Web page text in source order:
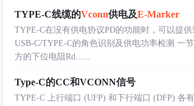
TYPE-C线缆的Vconn供电及E-Marker
TYPE-C在没有供电协议PD的功能时，可以提
USB-C/TYPE-C的角色识别及供电功率检测 一
方的下位电阻Rd......
Type-C的CC和VCONN信号
TYPE-C 上行端口 (UFP) 和下行端口 (DFP) 各